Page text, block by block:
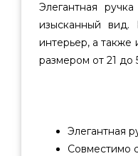
Элегантная
изысканный вид.
интерьер, а также
размером от 21 до
Элегантная
Совместимо